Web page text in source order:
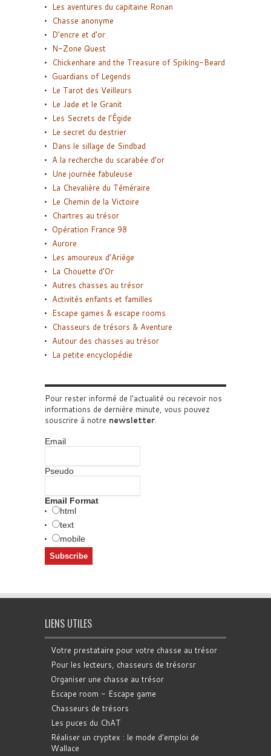
Les aventures du capitaine Ronan
Chasse anonyme
D’encre et d’or
N-Zone Quest
Chickenhare and the Treasure of Spiking-Beard
Guardians of Legends
Le Tarot des Veilleurs
Le Jade et le Granit
Les Secrets de l’Égide
Le secret du destrier
Dans le sillage de Sindbad
A la recherche du scarabée d’or
Une journée fabuleuse
La Chevalière du Téméraire
Le Chemin de la Victoire
Chartres au trésor
Opération France 98
Aurore
Les amoureux d’Ariège
La Chouette d’Or
Autres chasses au trésor
Activités enfants et familles
Escape games & escape rooms
Chasseurs de trésors & Aventure
Autour des chasses au trésor
La petite encyclopédie
Pour rester informé de l'actualité ou recevoir nos
informations de dernière minute, vous pouvez
souscrire à notre newsletter.
Email
Pseudo
Email Format
html
text
mobile
LIENS UTILES
Votre prestataire pour votre chasse au trésor
Pour les lecteurs, chasseurs de trésorsr
Organiser une chasse au trésor
Escape room - Escape game
Chasseurs de trésors
Les puces du ChAT
Réaliser un cryptex : le mode d'emploi de
Wallace